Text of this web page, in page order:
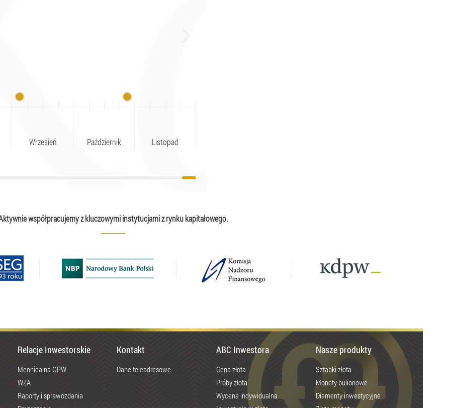
Wrzesień Październik Listopad
współpracujemy z kluczowymi instytucjami z rynku kapitałowego.
Relacje Inwestorskie
Mennica na GPW
WZA
Raporty i sprawozdania
Kontakt
Dane teleadresowe
ABC Inwestora
Cena złota
Próby złota
Wycena indywidualna
Nasze produkty
Sztabki złota
Monety bulionowe
Diamenty inwestycyjne